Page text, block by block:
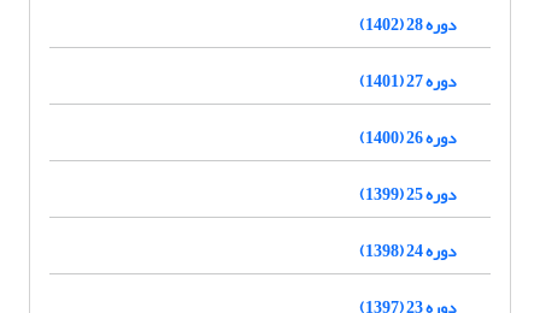
دوره 28 (1402)
دوره 27 (1401)
دوره 26 (1400)
دوره 25 (1399)
دوره 24 (1398)